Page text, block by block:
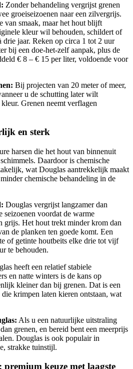
Zonder behandeling vergrijst grenen
groeiseizoenen naar een zilvergrijs.
van smaak, maar het hout blijft
kleur wil behouden, schildert of
drie jaar. Reken op circa 1 tot 2 uur
bij een doe-het-zelf aanpak, plus de
€ 8 – € 15 per liter, voldoende voor
Bij projecten van 20 meter of meer,
u de schutting later wilt
Grenen neemt verflagen
en sterk
harsen die het hout van binnenuit
Daardoor is chemische
wat Douglas aantrekkelijk maakt
chemische behandeling in de
Douglas vergrijst langzamer dan
seizoenen voordat de warme
grijs. Het hout trekt minder krom dan
de planken ten goede komt. Een
of getinte houtbeits elke drie tot vijf
te behouden.
heeft een relatief stabiele
en natte winters is de kans op
kleiner dan bij grenen. Dat is een
krimpen laten kieren ontstaan, wat
Als u een natuurlijke uitstraling
grenen, en bereid bent een meerprijs
Douglas is ook populair in
strakke tuinstijl.
keuze met laagste